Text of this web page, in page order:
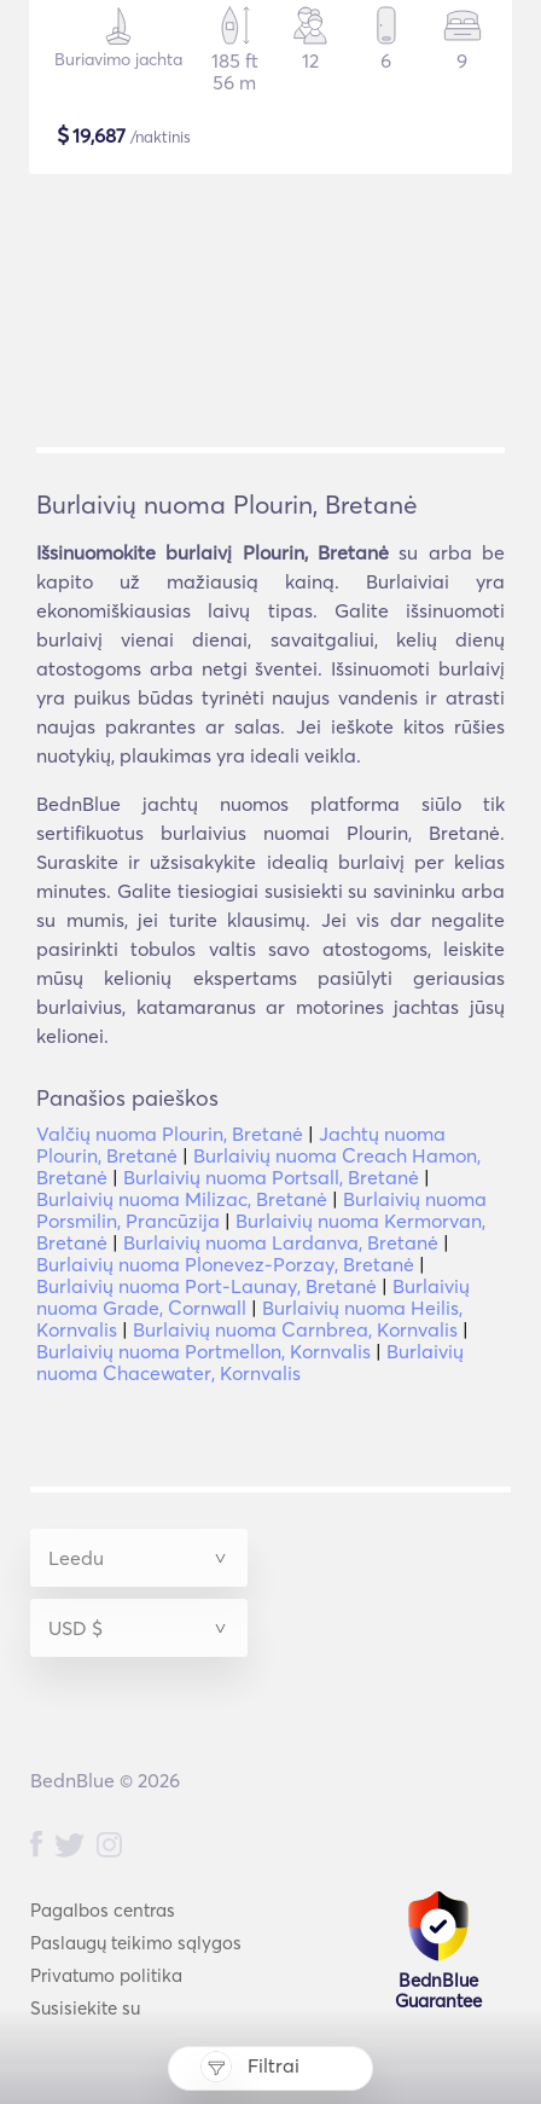
Filtrai
Buriavimo jachta
185 ft
56 m
12 6 9
$19,687 /naktinis
Burlaivių nuoma Plourin, Bretanė
Išsinuomokite burlaivį Plourin, Bretanė su arba be
kapito už mažiausią kainą. Burlaiviai yra
ekonomiškiausias laivų tipas. Galite išsinuomoti
burlaivį vienai dienai, savaitgaliui, kelių dienų
atostogoms arba netgi šventei. Išsinuomoti burlaivį
yra puikus būdas tyrinėti naujus vandenis ir atrasti
naujas pakrantes ar salas. Jei ieškote kitos rūšies
nuotykių, plaukimas yra ideali veikla.
BednBlue jachtų nuomos platforma siūlo tik
sertifikuotus burlaivius nuomai Plourin, Bretanė.
Suraskite ir užsisakykite idealią burlaivį per kelias
minutes. Galite tiesiogiai susisiekti su savininku arba
su mumis, jei turite klausimų. Jei vis dar negalite
pasirinkti tobulos valtis savo atostogoms, leiskite
mūsų kelionių ekspertams pasiūlyti geriausias
burlaivius, katamaranus ar motorines jachtas jūsų
kelionei.
Panašios paieškos
Valčių nuoma Plourin, Bretanė | Jachtų nuoma
Plourin, Bretanė | Burlaivių nuoma Creach Hamon,
Bretanė | Burlaivių nuoma Portsall, Bretanė |
Burlaivių nuoma Milizac, Bretanė | Burlaivių nuoma
Porsmilin, Prancūzija | Burlaivių nuoma Kermorvan,
Bretanė | Burlaivių nuoma Lardanva, Bretanė |
Burlaivių nuoma Plonevez-Porzay, Bretanė |
Burlaivių nuoma Port-Launay, Bretanė | Burlaivių
nuoma Grade, Cornwall | Burlaivių nuoma Heilis,
Kornvalis | Burlaivių nuoma Carnbrea, Kornvalis |
Burlaivių nuoma Portmellon, Kornvalis | Burlaivių
nuoma Chacewater, Kornvalis
Pagalbos centras
Paslaugų teikimo sąlygos
Privatumo politika
Susisiekite su
BednBlue
Guarantee
BednBlue © 2026